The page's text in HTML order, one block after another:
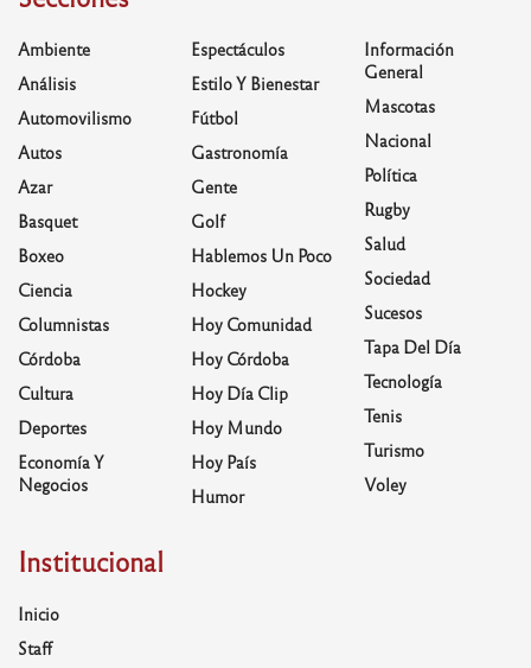
Ambiente
Análisis
Automovilismo
Autos
Azar
Basquet
Boxeo
Ciencia
Columnistas
Córdoba
Cultura
Deportes
Economía Y
Negocios
Espectáculos
Estilo Y Bienestar
Fútbol
Gastronomía
Gente
Golf
Hablemos Un Poco
Hockey
Hoy Comunidad
Hoy Córdoba
Hoy Día Clip
Hoy Mundo
Hoy País
Humor
Información
General
Mascotas
Nacional
Política
Rugby
Salud
Sociedad
Sucesos
Tapa Del Día
Tecnología
Tenis
Turismo
Voley
Institucional
Inicio
Staff